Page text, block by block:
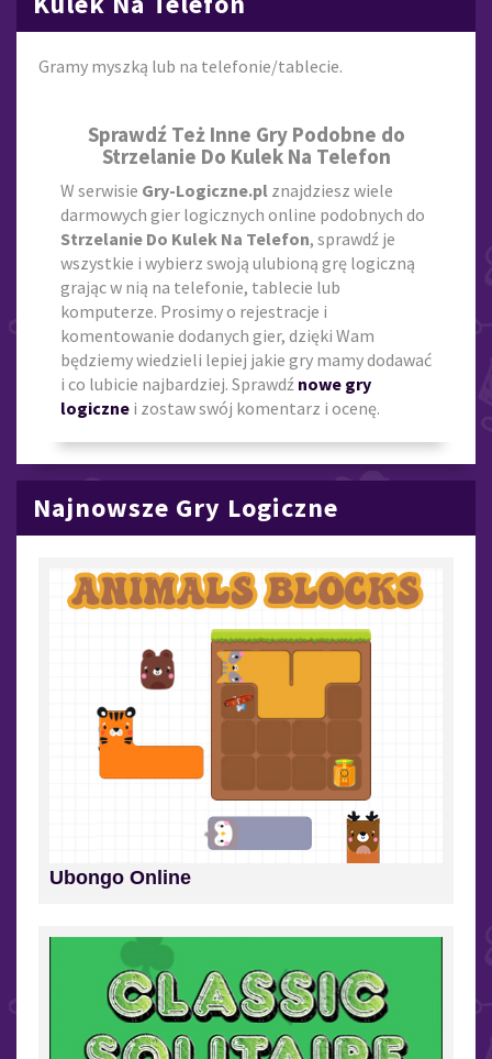
Gramy myszką lub na telefonie/tablecie.
Sprawdź Też Inne Gry Podobne do
Strzelanie Do Kulek Na Telefon
W serwisie Gry-Logiczne.pl znajdziesz wiele
darmowych gier logicznych online podobnych do
Strzelanie Do Kulek Na Telefon, sprawdź je
wszystkie i wybierz swoją ulubioną grę logiczną
grając w nią na telefonie, tablecie lub
komputerze. Prosimy o rejestracje i
komentowanie dodanych gier, dzięki Wam
będziemy wiedzieli lepiej jakie gry mamy dodawać
i co lubicie najbardziej. Sprawdź nowe gry
logiczne i zostaw swój komentarz i ocenę.
Najnowsze Gry Logiczne
Ubongo Online